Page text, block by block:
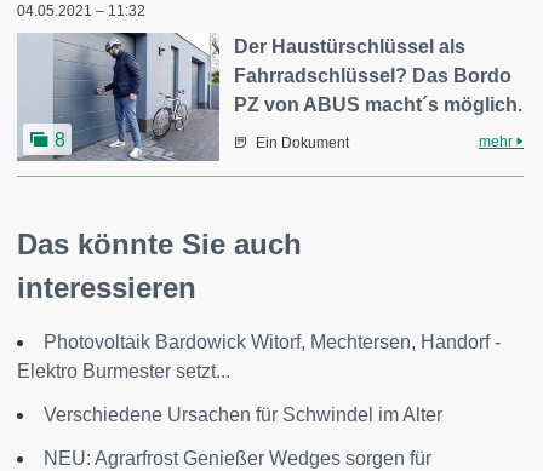
04.05.2021 – 11:32
8
Der Haustürschlüssel als
Fahrradschlüssel? Das Bordo
PZ von ABUS macht´s möglich.
Ein Dokument mehr
Das könnte Sie auch
interessieren
Photovoltaik Bardowick Witorf, Mechtersen, Handorf -
Elektro Burmester setzt...
Verschiedene Ursachen für Schwindel im Alter
NEU: Agrarfrost Genießer Wedges sorgen für